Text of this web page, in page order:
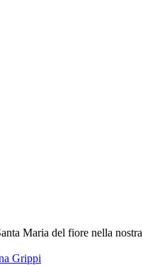
Maria del fiore nella
Grippi